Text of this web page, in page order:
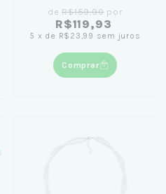
deR$159,90 por
R$119,93
5 x de R$23,99 sem juros
Comprar